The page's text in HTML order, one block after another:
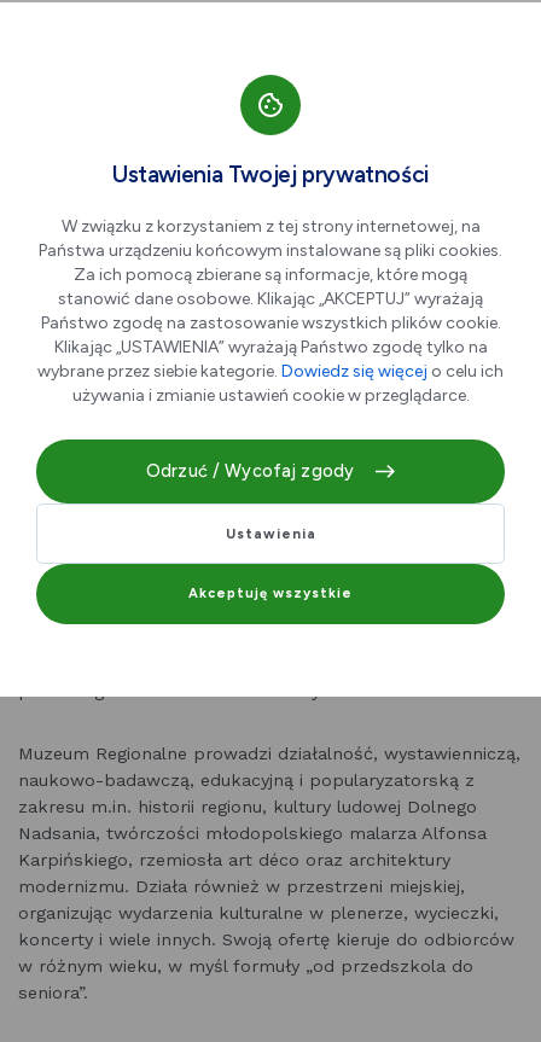
Muzeum Regionalne w
Stalowej Woli - NIEAKTYWNA
Muzeum Regionalne w Stalowej Woli działa od roku 1999.
Jest to muzeum oddziałowe, pracujące w trzech
zabytkowych lokalizacjach. Główna siedziba znajduje się w
dawnym Zamku Lubomirskich (od 2002 r.), a oddziały to
Galeria Malarstwa Alfonsa Karpińskiego (od 2019 r.) oraz
Muzeum Centralnego Okręgu Przemysłowego (od 2022 r.).
Muzeum Regionalne prowadzi działalność, wystawienniczą,
naukowo-badawczą, edukacyjną i popularyzatorską z
zakresu m.in. historii regionu, kultury ludowej Dolnego
Nadsania, twórczości młodopolskiego malarza Alfonsa
Karpińskiego, rzemiosła art déco oraz architektury
modernizmu. Działa również w przestrzeni miejskiej,
organizując wydarzenia kulturalne w plenerze, wycieczki,
koncerty i wiele innych. Swoją ofertę kieruje do odbiorców
w różnym wieku, w myśl formuły „od przedszkola do
seniora”.
Ustawienia Twojej prywatności
W związku z korzystaniem z tej strony internetowej, na
Państwa urządzeniu końcowym instalowane są pliki cookies.
Za ich pomocą zbierane są informacje, które mogą
stanowić dane osobowe. Klikając „AKCEPTUJ” wyrażają
Państwo zgodę na zastosowanie wszystkich plików cookie.
Klikając „USTAWIENIA” wyrażają Państwo zgodę tylko na
wybrane przez siebie kategorie. Dowiedz się więcej o celu ich
używania i zmianie ustawień cookie w przeglądarce.
Odrzuć / Wycofaj zgody
Ustawienia
Akceptuję wszystkie